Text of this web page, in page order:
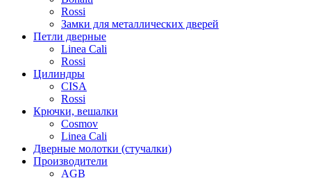
Rossi
Замки для металлических дверей
Петли дверные
Linea Cali
Rossi
Цилиндры
CISA
Rossi
Крючки, вешалки
Cosmov
Linea Cali
Дверные молотки (стучалки)
Производители
AGB